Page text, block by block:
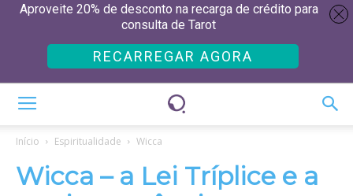
Início Espiritualidade Wicca
Wicca – a Lei Tríplice e a
Aproveite 20% de desconto na recarga de crédito para
consulta de Tarot
RECARREGAR AGORA